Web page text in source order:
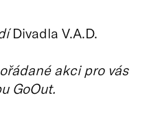
Divadla V.A.D.
akci pro vás
GoOut.